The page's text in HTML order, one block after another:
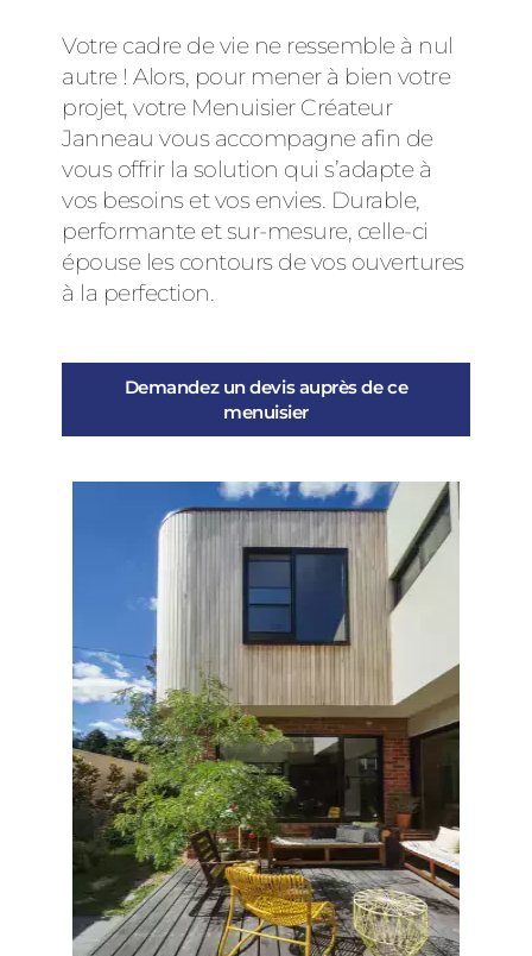
Votre cadre de vie ne ressemble à nul
autre ! Alors, pour mener à bien votre
projet, votre Menuisier Créateur
Janneau vous accompagne afin de
vous offrir la solution qui s’adapte à
vos besoins et vos envies. Durable,
performante et sur-mesure, celle-ci
épouse les contours de vos ouvertures
à la perfection.
Demandez un devis auprès de ce
menuisier